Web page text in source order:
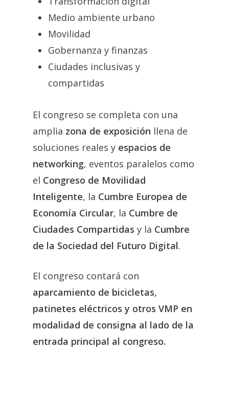
Medio ambiente urbano
Movilidad
Gobernanza y finanzas
Ciudades inclusivas y
compartidas
El congreso se completa con una
amplia zona de exposición llena de
soluciones reales y espacios de
networking, eventos paralelos como
el Congreso de Movilidad
Inteligente, la Cumbre Europea de
Economía Circular, la Cumbre de
Ciudades Compartidas y la Cumbre
de la Sociedad del Futuro Digital.
El congreso contará con
aparcamiento de bicicletas,
patinetes eléctricos y otros VMP en
modalidad de consigna al lado de la
entrada principal al congreso.